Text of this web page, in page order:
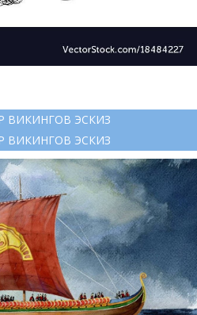
ВИКИНГОВ ЭСКИЗ
ВИКИНГОВ ЭСКИЗ